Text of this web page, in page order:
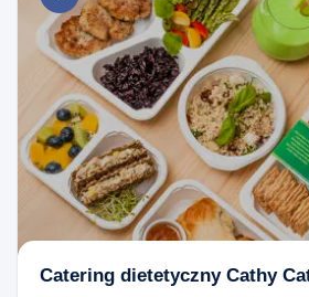
Catering dietetyczny Cathy